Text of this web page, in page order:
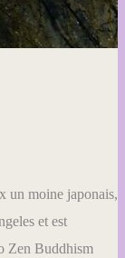
un moine japonais,
et est
Zen Buddhism